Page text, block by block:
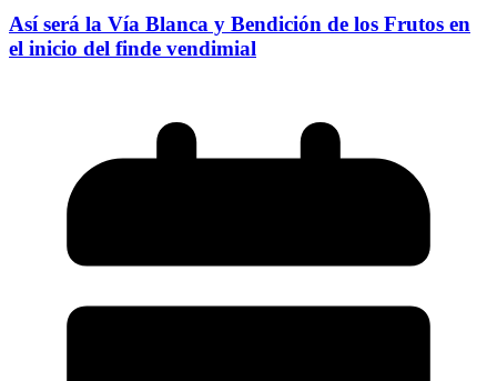
Así será la Vía Blanca y Bendición de los Frutos en
el inicio del finde vendimial